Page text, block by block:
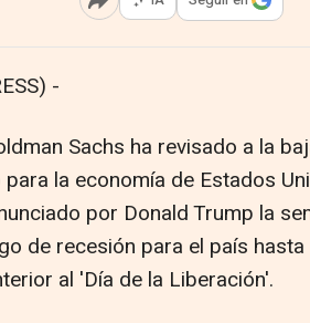
Abrir opciones para
-
Sachs ha revisado a la
la economía de Estados
por Donald Trump la
de recesión para el país
al 'Día de la Liberación'.